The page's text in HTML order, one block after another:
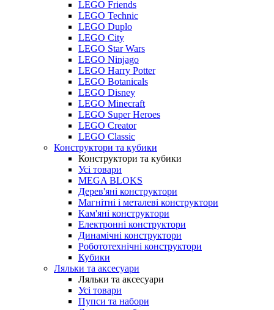
LEGO Friends
LEGO Technic
LEGO Duplo
LEGO City
LEGO Star Wars
LEGO Ninjago
LEGO Harry Potter
LEGO Botanicals
LEGO Disney
LEGO Minecraft
LEGO Super Heroes
LEGO Creator
LEGO Classic
Конструктори та кубики
Конструктори та кубики
Усі товари
MEGA BLOKS
Дерев'яні конструктори
Магнітні і металеві конструктори
Кам'яні конструктори
Електронні конструктори
Динамічні конструктори
Робототехнічні конструктори
Кубики
Ляльки та аксесуари
Ляльки та аксесуари
Усі товари
Пупси та набори